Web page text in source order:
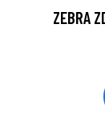
ZEBRA